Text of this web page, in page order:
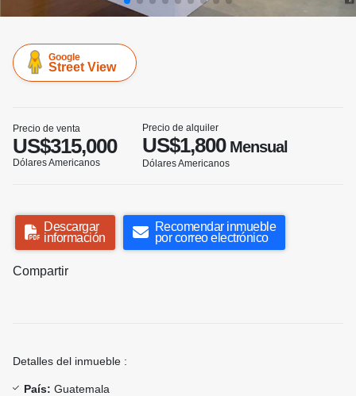
Google
Street View
Precio de venta
US$315,000
Dólares Americanos
Precio de alquiler
US$1,800Mensual
Dólares Americanos
Descargar
información
Recomendar inmueble
por correo electrónico
Compartir
Detalles del inmueble :
País: Guatemala